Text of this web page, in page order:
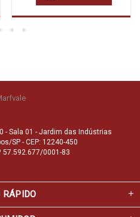
- Sala 01 - Jardim das Indústrias
SP - CEP: 12240-450
57.592.677/0001-83
RÁPIDO